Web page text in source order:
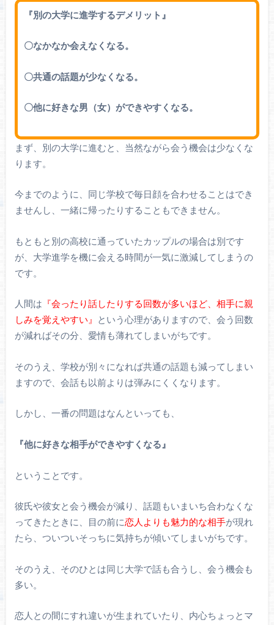
『別の大学に進学するデメリット』
〇なかなか会えなくなる。
〇共通の話題が少なくなる。
〇他に好きな男（女）ができやすくなる。
まず、別の大学に進むと、当然ながら会う機会は少なくな
ります。
今までのように、同じ学校で毎日顔を合わせることはでき
ませんし、一緒に帰ったりすることもできません。
もともと別の高校に通っていたカップルの場合は別です
が、大学進学を機に会える時間が一気に激減してしまうの
です。
人間は 『会ったり話したりする回数が多いほど、相手に親
しみを覚えやすい』
という心理がありますので、会う回数
が減ればその分、愛情も薄れてしまいがちです。
そのうえ、学校が別々になれば共通の話題も減ってしまい
ますので、会話も以前よりは弾みにくくなります。
しかし、一番の問題はなんといっても、
『他に好きな相手ができやすくなる』
ということです。
彼氏や彼女と会う機会が減り、話題もいまいち合わなくな
ってきたときに、目の前に恋人よりも魅力的な相手が現れ
たら、ついついそっちに気持ちが傾いてしまいがちです。
そのうえ、そのひとは同じ大学で話も合うし、会う機会も
多い。
恋人との間にすれ違いが生まれていたり、内心ちょっとマ